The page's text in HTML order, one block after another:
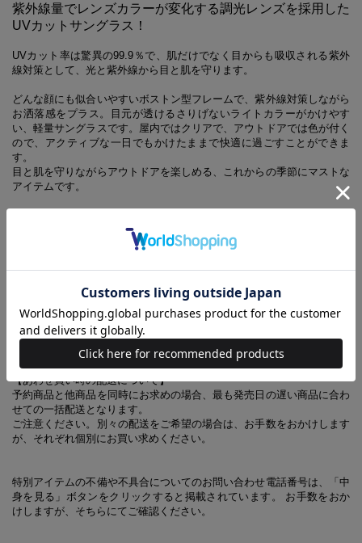
紫外線量でレンズカラーが変化する調光レンズを採用した
UVカットサングラス！
UVカット率は驚異の99.9％で、肌だけでなく目からも吸収される紫外
線対策として、光と紫外線から目と肌を守ります。
どんな顔にも似合いやすいボストン型フレームで、紫外線対策しながら
お洒落感をプラス。目元が透けるさりげないライトカラーがかけやす
い、軽量サングラスです。屋内ではクリアで、アウトドアでは色が付く
ので、アクティブな一日でもかけたままで快適に過ごすことができま
す。
目と肌を守りながらアウトドアを楽しめる、これからの季節にマストな
アイテムです。
【同時発売のアイテムはこちらから】
紫外線に当たるとレンズカラーが変わる！ 調光・UVカットサン
グラス BROWN
【あわせ買い時の配送について】
予約商品と他商品を同時にお求めの場合、最も発売日の遅い商品に合わ
せての一括配送となります。
ご注意ください。別々の配送をご希望の場合は、お手数をおかけします
が、それぞれ個別にお買い求めください。
特別アイテムの不備や不具合についてのお問い合わせ電話番号は、「中
身を見る」ボタンをクリックすると掲載されています。 お手数をおか
けしますが、そちらにてご確認ください。